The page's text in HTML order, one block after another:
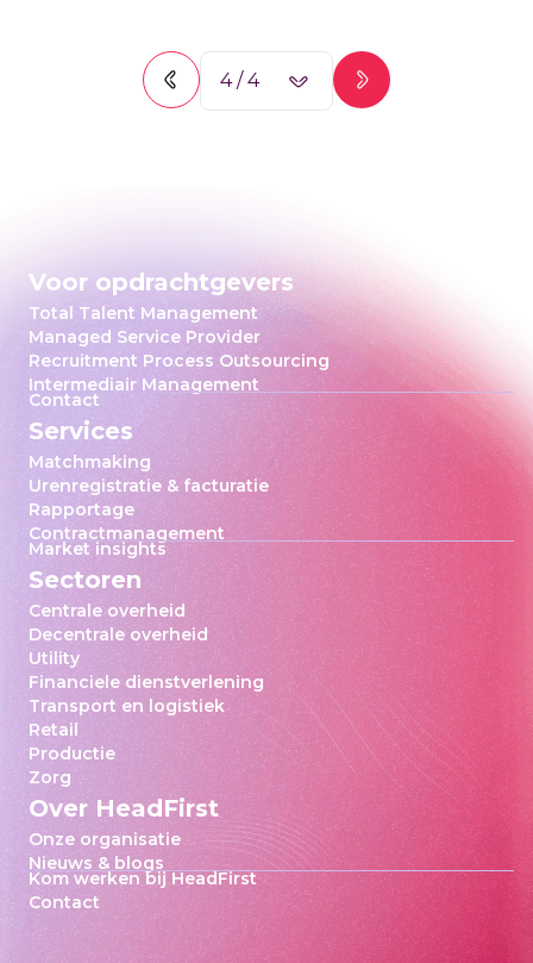
4/4
Voor opdrachtgevers
Total Talent Management
Managed Service Provider
Recruitment Process Outsourcing
Intermediair Management
Contact
Services
Matchmaking
Urenregistratie & facturatie
Rapportage
Contractmanagement
Market insights
Sectoren
Centrale overheid
Decentrale overheid
Utility
Financiele dienstverlening
Transport en logistiek
Retail
Productie
Zorg
Over HeadFirst
Onze organisatie
Nieuws & blogs
Kom werken bij HeadFirst
Contact